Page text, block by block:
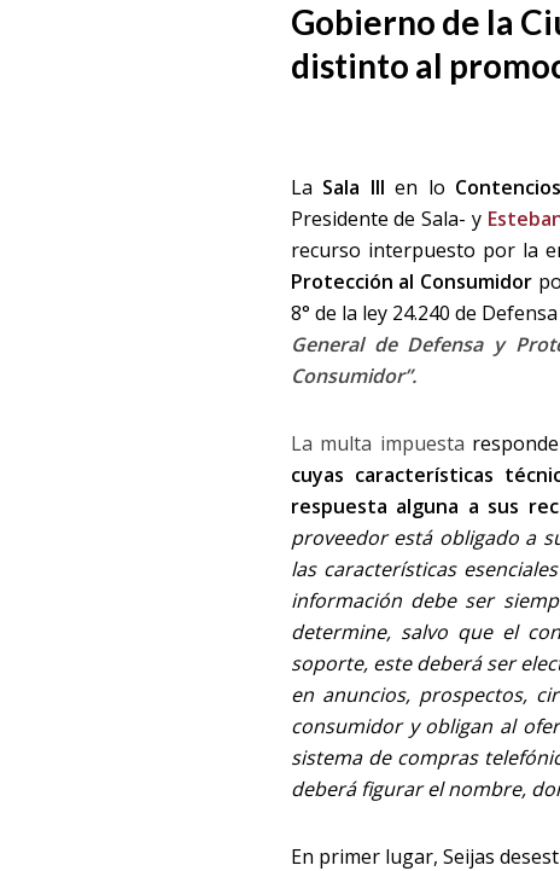
Gobierno de la
distinto al
La Sala III en lo
Presidente de Sala- y
recurso interpuesto por la
Protección al Consumidor
8° de la ley 24.240 de
General de Defensa y
Consumidor”.
La multa impuesta
cuyas características
respuesta alguna a sus
proveedor está obligado a
las características
información debe ser
determine, salvo que el
soporte, este deberá ser
en anuncios, prospectos,
consumidor y obligan al
sistema de compras
deberá figurar el nombre,
En primer lugar, Seijas